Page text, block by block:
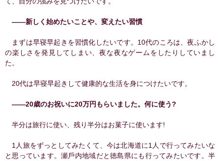
――新しく始めたいことや、変えたい習慣
まずは早寝早起きを習慣化したいです。10代のころは、夜ふかし
の楽しさを発⾒してしまい、夜な夜なゲームをしたりしていまし
た。
20代は早寝早起きして健康的な⽣活を⾝につけたいです。
――20歳のお祝いに20万円もらいました。何に使う?
半分は旅⾏に使い、残り半分はお菓⼦に使います!
1⼈旅をずっとしてみたくて、今は北海道に1⼈で⾏ってみたいな
と思っています。瀬⼾内地域だと徳島県にも⾏ってみたいです。半